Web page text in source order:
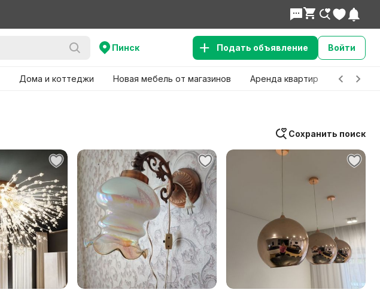
Пинск Подать объявление Войти
Дома и коттеджи Новая мебель от магазинов Аренда квартир Детские
Сохранить поиск